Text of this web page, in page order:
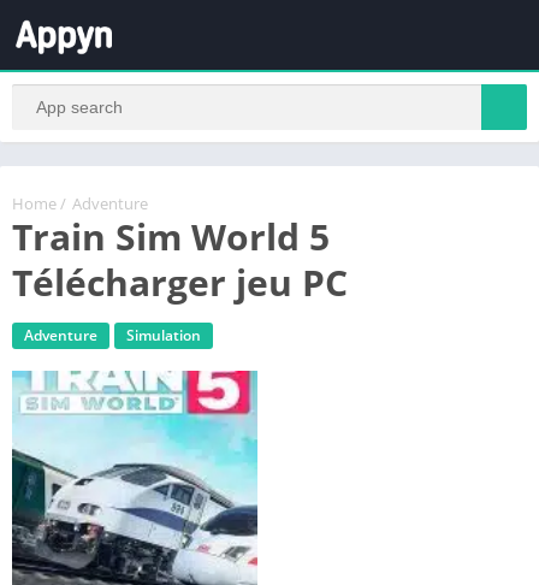
Home / Adventure
Train Sim World 5
Télécharger jeu PC
Adventure Simulation